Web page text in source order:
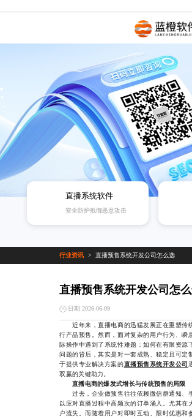
直播系统软件
安全防护抵御恶意攻击
行业资讯 > 直播预售系统开发公司怎么选
直播预售系统开发公司怎
日期 2026-06-09
近年来，直播电商的迅猛发展正在重塑传
行产品预售。然而，面对复杂的用户行为、
际操作中遇到了系统性难题：如何在有限资
问题的背后，其实是对一套成熟、稳定且可
于提供专业解决方案的直播预售系统开发公司
双赢的关键助力。
直播电商的爆发式增长与传统预售的局限
过去，企业做预售往往依赖微信群通知、
以应对直播过程中高频次的订单涌入。尤其
户流失。而随着用户对即时互动、限时优惠